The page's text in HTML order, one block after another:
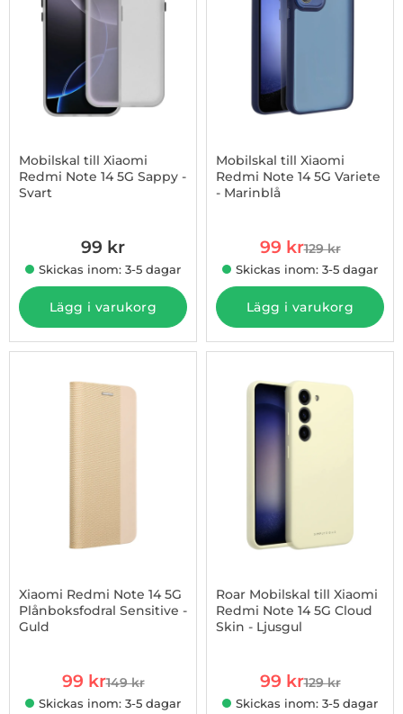
Mobilskal till Xiaomi
Redmi Note 14 5G Sappy -
Svart
99 kr
Skickas inom: 3-5 dagar
Lägg i varukorg
Mobilskal till Xiaomi
Redmi Note 14 5G Variete
- Marinblå
rea pris
99 krtidigare pris
129 kr
Skickas inom: 3-5 dagar
Lägg i varukorg
-34%
Xiaomi Redmi Note 14 5G
Plånboksfodral Sensitive -
Guld
rea pris
99 krtidigare pris
149 kr
Skickas inom: 3-5 dagar
Roar Mobilskal till Xiaomi
Redmi Note 14 5G Cloud
Skin - Ljusgul
rea pris
99 krtidigare pris
129 kr
Skickas inom: 3-5 dagar